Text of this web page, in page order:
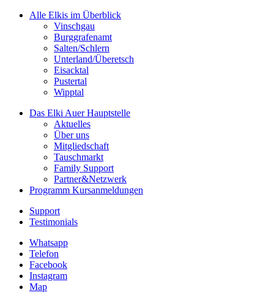
Alle Elkis im Überblick
Vinschgau
Burggrafenamt
Salten/Schlern
Unterland/Überetsch
Eisacktal
Pustertal
Wipptal
Das Elki Auer Hauptstelle
Aktuelles
Über uns
Mitgliedschaft
Tauschmarkt
Family Support
Partner&Netzwerk
Programm Kursanmeldungen
Support
Testimonials
Whatsapp
Telefon
Facebook
Instagram
Map